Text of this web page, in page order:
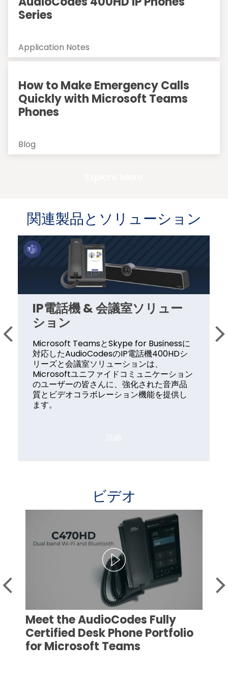
Series
Application Notes
How to Make Emergency Calls
Quickly with Microsoft Teams
Phones
Blog
関連製品とソリューション
IP電話機 & 会議室ソリュー
ション
Microsoft TeamsとSkype for Businessに
対応したAudioCodesのIP電話機400HDシ
リーズと会議室ソリューションは、
Microsoftユニファイドコミュニケーション
のユーザーの皆さんに、強化された音声品
質とビデオコラボレーション機能を提供し
ます。
ビデオ
Meet the AudioCodes Fully
Certified Desk Phone Portfolio
for Microsoft Teams